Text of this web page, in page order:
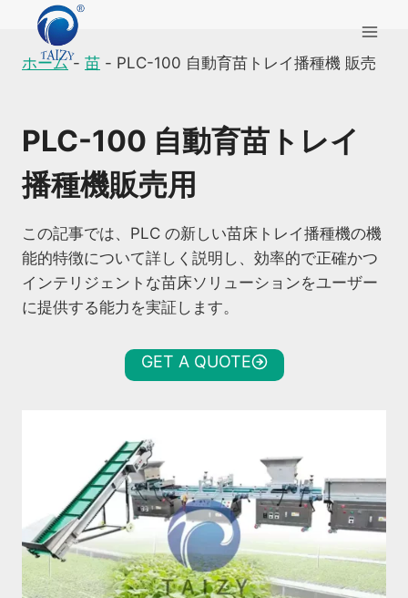
ホーム- 苗 - PLC-100 自動育苗トレイ播種機 販売
PLC-100 自動育苗トレイ
播種機販売用
この記事では、PLC の新しい苗床トレイ播種機の機
能的特徴について詳しく説明し、効率的で正確かつ
インテリジェントな苗床ソリューションをユーザー
に提供する能力を実証します。
GET A QUOTE